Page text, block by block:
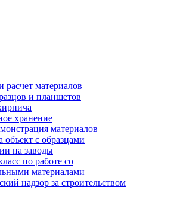
расчет материалов
и планшетов
хранение
материалов
объект с образцами
на заводы
по работе со
материалами
надзор за строительством